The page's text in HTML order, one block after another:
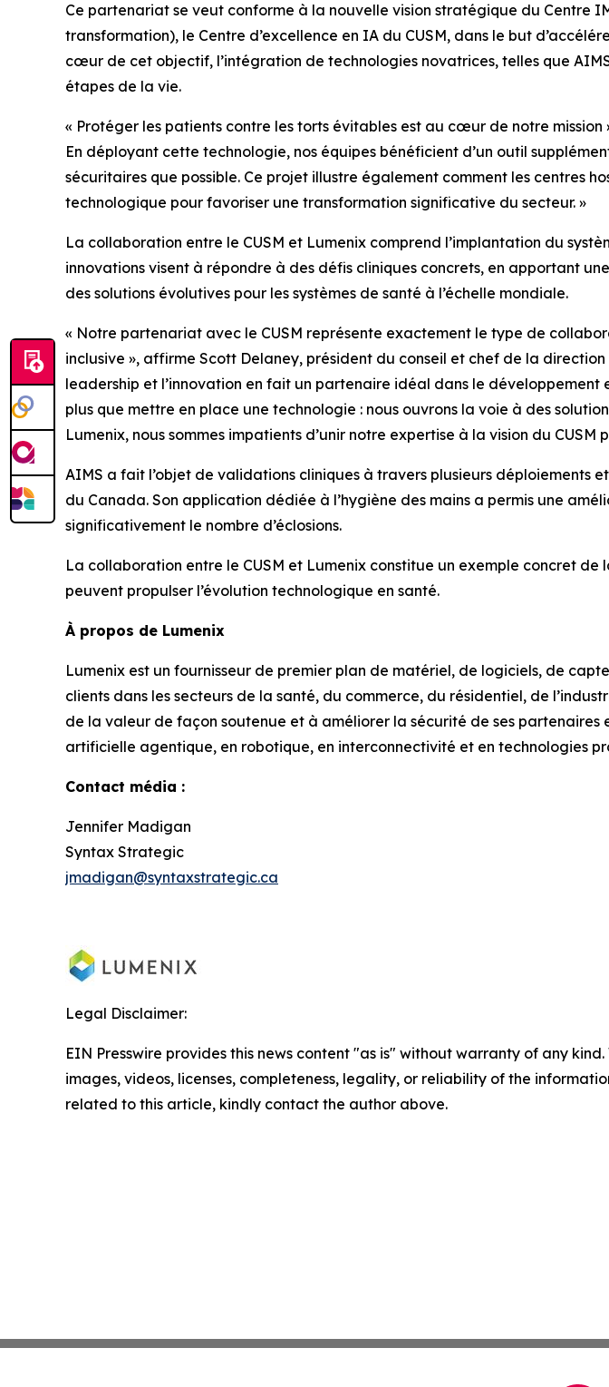
Ce partenariat se veut conforme à la nouvelle vision stratégique du Centre
transformation), le Centre d’excellence en IA du CUSM, dans le but
cœur de cet objectif, l’intégration de technologies novatrices, telles que
étapes de la vie.
« Protéger les patients contre les torts évitables est au cœur de notre
En déployant cette technologie, nos équipes bénéficient d’un outil
sécuritaires que possible. Ce projet illustre également comment les centres
technologique pour favoriser une transformation significative du secteur. »
La collaboration entre le CUSM et Lumenix comprend l’implantation du
innovations visent à répondre à des défis cliniques concrets, en apportant
des solutions évolutives pour les systèmes de santé à l’échelle mondiale.
« Notre partenariat avec le CUSM représente exactement le type de
inclusive », affirme Scott Delaney, président du conseil et chef de la
leadership et l’innovation en fait un partenaire idéal dans le développement
plus que mettre en place une technologie : nous ouvrons la voie à des
Lumenix, nous sommes impatients d’unir notre expertise à la vision du
AIMS a fait l’objet de validations cliniques à travers plusieurs déploiements
du Canada. Son application dédiée à l’hygiène des mains a permis une
significativement le nombre d’éclosions.
La collaboration entre le CUSM et Lumenix constitue un exemple concret
peuvent propulser l’évolution technologique en santé.
À propos de Lumenix
Lumenix est un fournisseur de premier plan de matériel, de logiciels, de
clients dans les secteurs de la santé, du commerce, du résidentiel, de
de la valeur de façon soutenue et à améliorer la sécurité de ses
artificielle agentique, en robotique, en interconnectivité et en technologies
Contact média :
Jennifer Madigan
Syntax Strategic
jmadigan@syntaxstrategic.ca
Legal Disclaimer:
EIN Presswire provides this news content "as is" without warranty of any
images, videos, licenses, completeness, legality, or reliability of the
related to this article, kindly contact the author above.